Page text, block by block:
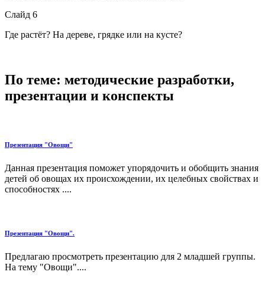
Слайд 6
Где растёт? На дереве, грядке или на кусте?
По теме: методические разработки,
презентации и конспекты
Презентация "Овощи"
Данная презентация поможет упорядочить и обобщить знания
детей об овощах их происхождении, их целебных свойствах и
способностях ....
Презентация "Овощи".
Предлагаю просмотреть презентацию для 2 младшей группы.
На тему "Овощи"....